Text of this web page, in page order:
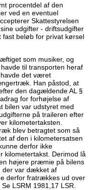
procentdel af den
ved en eventuel
Skattestyrelsen
udgifter - driftsudgifter
beløb for privat kørsel
som musiker, og
til transporten heraf
det været
Han påstod, at
den dagældende AL §
for forhøjelse af
bilen var udstyret med
på traileren efter
kilometertaksten.
blev betragtet som så
af den i kilometersatsen
derfor ikke
kilometertakst. Derimod lå
højere præmie på bilens
der var dækket af
derfor fratrækkes ud over
LSRM 1981,17 LSR.